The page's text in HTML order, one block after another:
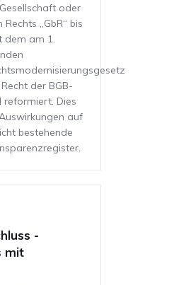
oder
„GbR“ bis
dem am 1.
der BGB-
reformiert. Dies
auf
bestehende
-
mit